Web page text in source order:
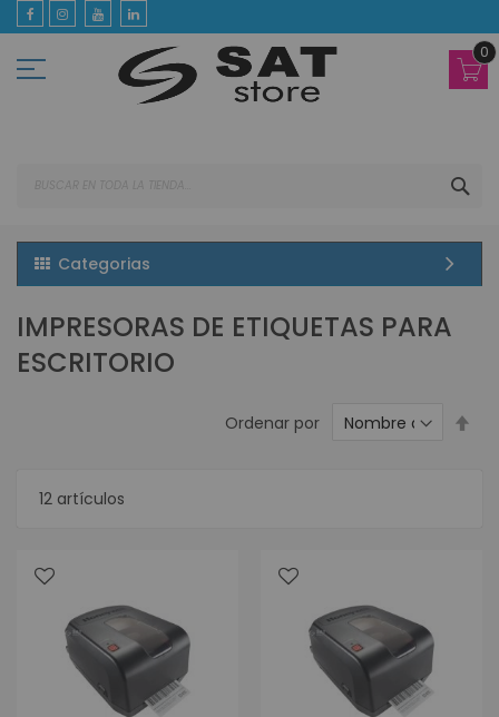
Ir
al
contenido
0
Categorias
IMPRESORAS DE ETIQUETAS PARA
ESCRITORIO
12 artículos
Ordenar por